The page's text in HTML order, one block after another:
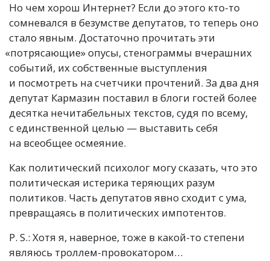
Но чем хорош Интернет? Если до этого кто-то
сомневался в безумстве депутатов, то теперь оно
стало явным. Достаточно прочитать эти
«потрясающие» опусы, стенограммы вчерашних
событий, их собственные выступления
и посмотреть на счетчики прочтений. За два дня
депутат Кармазин поставил в блоги гостей более
десятка нечитабельных текстов, судя по всему,
с единственной целью — выставить себя
на всеобщее осмеяние.
Как политический психолог могу сказать, что это
политическая истерика теряющих разум
политиков. Часть депутатов явно сходит с ума,
превращаясь в политических импотентов.
P. S.: Хотя я, наверное, тоже в какой-то степени
являюсь троллем-провокатором…